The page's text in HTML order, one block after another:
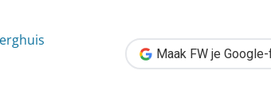
Maak FW je